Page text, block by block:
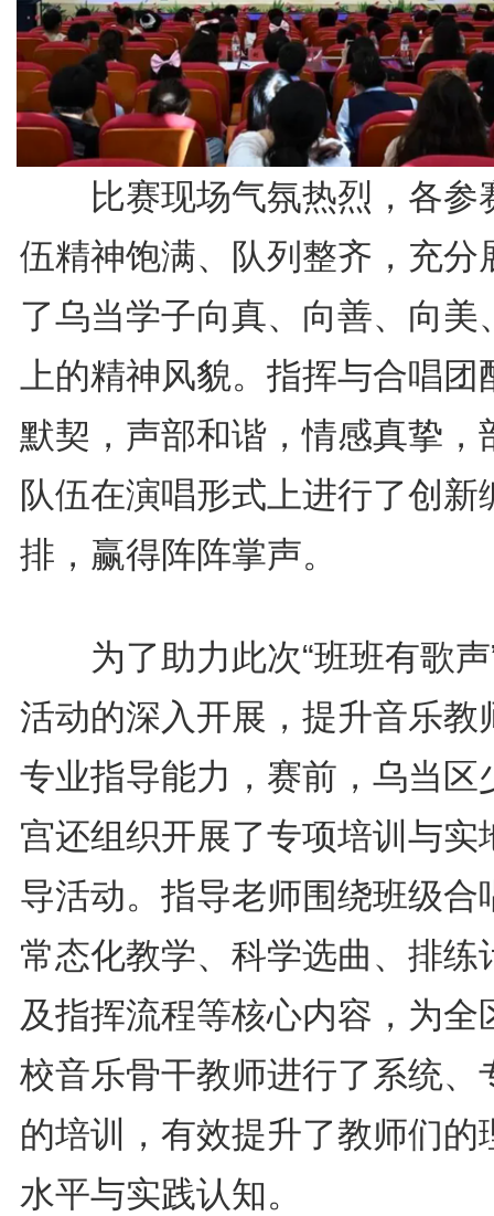
比赛现场气氛热烈，各参
伍精神饱满、队列整齐，充分
了乌当学子向真、向善、向美
上的精神风貌。指挥与合唱团
默契，声部和谐，情感真挚，
队伍在演唱形式上进行了创新
排，赢得阵阵掌声。
为了助力此次“班班有歌声
活动的深入开展，提升音乐教
专业指导能力，赛前，乌当区
宫还组织开展了专项培训与实
导活动。指导老师围绕班级合
常态化教学、科学选曲、排练
及指挥流程等核心内容，为全
校音乐骨干教师进行了系统、
的培训，有效提升了教师们的
水平与实践认知。